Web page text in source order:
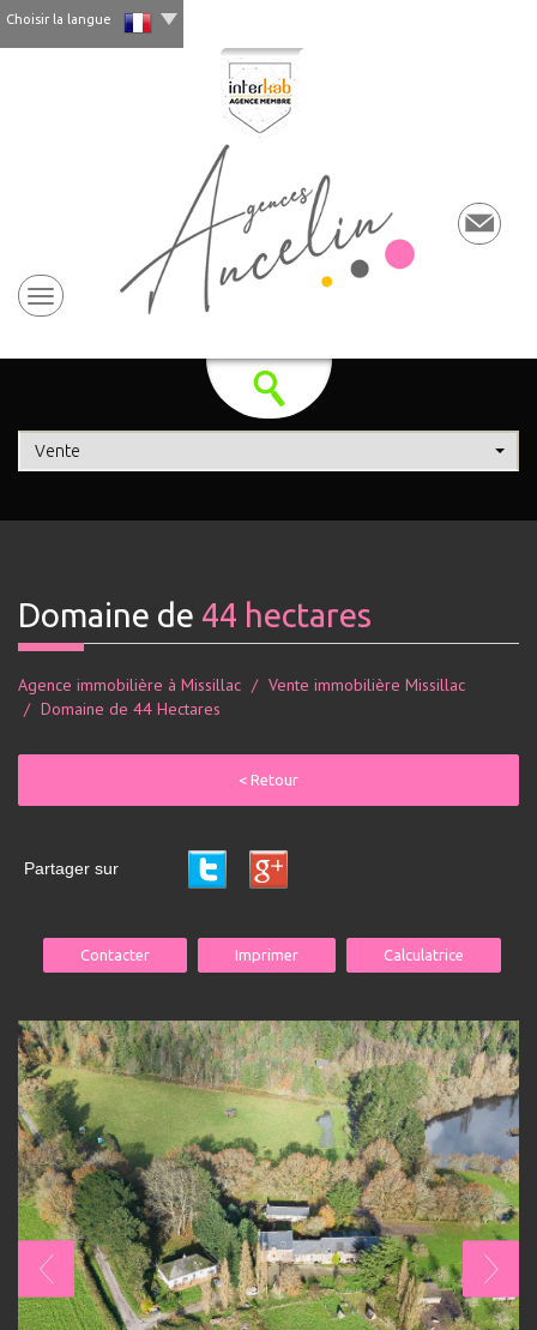
Choisir la langue
Vente
domaine de 44 hectares
Agence immobilière à Missillac
Vente immobilière Missillac
Domaine de 44 Hectares
< Retour
Partager sur
Contacter Imprimer Calculatrice